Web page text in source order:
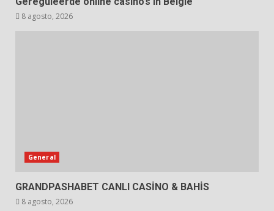
8 agosto, 2026
General
GRANDPASHABET CANLI CASİNO & BAHİS
8 agosto, 2026